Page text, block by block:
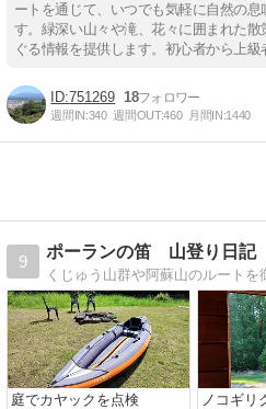
ートを通じて、いつでも気軽に自然の
す。緑深い山々や滝、花々に囲まれた
ぐる情報を提供します。初心者から上級
751269 18
週間IN:340 週間OUT:460 月間IN:1440
9
ポーランの笛 山登り日記
庭でカヤックを点検 ノコギリ